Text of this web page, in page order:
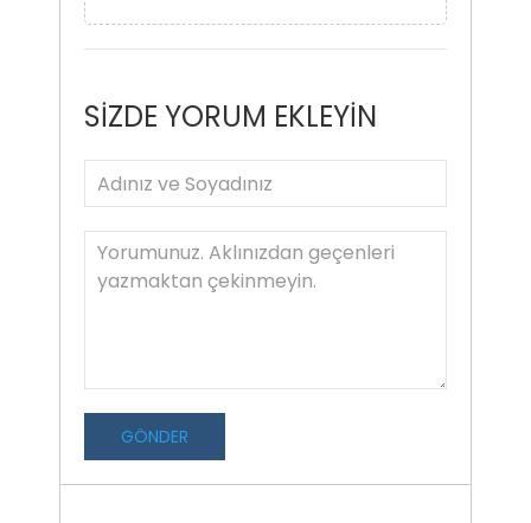
SİZDE YORUM EKLEYİN
GÖNDER